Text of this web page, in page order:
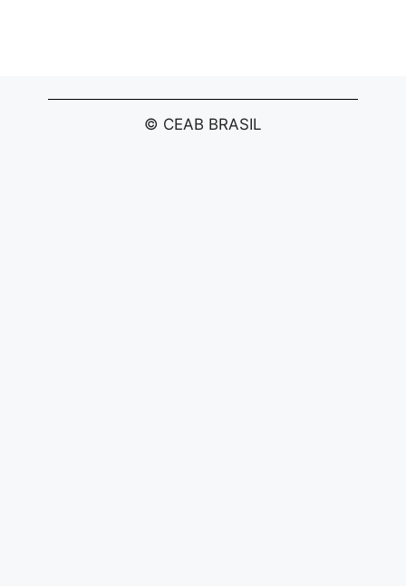
© CEAB BRASIL